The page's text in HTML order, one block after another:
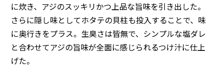
に炊き、アジのスッキリかつ上品な旨味を引き出した。
さらに隠し味としてホタテの貝柱も投入することで、味
に奥行きをプラス。生臭さは皆無で、シンプルな塩ダレ
と合わせてアジの旨味が全面に感じられるつけ汁に仕上
げた。